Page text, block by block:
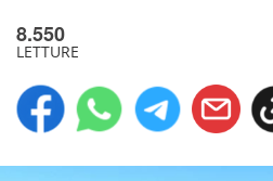
8.550
LETTURE